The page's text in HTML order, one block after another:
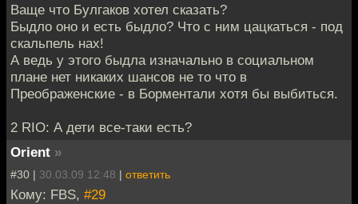
Ваще что Булгаков хотел сказать?
Быдло оно и есть быдло? Что с ним цацкаться - под
скальпель нах!
А ведь у этого быдла изначально в социальном
плане нет никаких шансов не то что в
Преображенские - в Борментали хотя бы выбиться.
2 RIO: А дети все-таки есть?
Orient »
#30 | 30.03.09 12:48 | ответить
Кому: FBS, #29